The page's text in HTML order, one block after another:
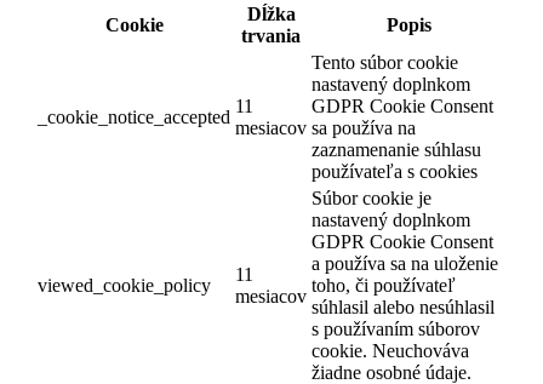
Cookie
Dĺžka
trvania
Popis
_cookie_notice_accepted
11
mesiacov
Tento súbor cookie
nastavený doplnkom
GDPR Cookie Consent
sa používa na
zaznamenanie súhlasu
používateľa s cookies
viewed_cookie_policy
11
mesiacov
Súbor cookie je
nastavený doplnkom
GDPR Cookie Consent
a používa sa na uloženie
toho, či používateľ
súhlasil alebo nesúhlasil
s používaním súborov
cookie. Neuchováva
žiadne osobné údaje.